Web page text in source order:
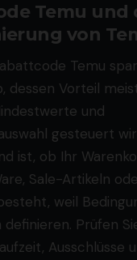
Temu und
von
Temu
dessen Vorteil
und
gesteuert
ist, ob Ihr
Sale-Artikeln
weil
definieren. Prüfen
Ausschlüsse